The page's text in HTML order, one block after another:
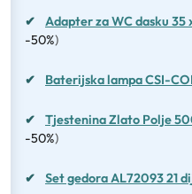
✔ Adapter za WC dasku 35
-50%)
✔ Baterijska lampa CSI-
✔ Tjestenina Zlato Polje
-50%)
✔ Set gedora AL72093 21